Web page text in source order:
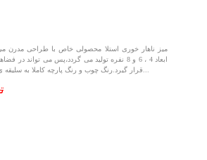
میز ناهار خوری استلا محصولی خاص با طراحی مدرن می
ابعاد 4 ، 6 و 8 نفره تولید می گردد،پس می تواند
قرار گیرد.رنگ چوب و رنگ پارچه کاملا به سلیقه ی شما انتخاب می شود و...